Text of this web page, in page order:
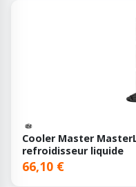
Cooler Master
refroidisseur liquide
66,10 €